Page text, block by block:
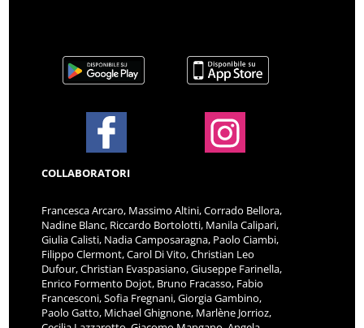
COLLABORATORI
Francesca Arcaro, Massimo Altini, Corrado Bellora,
Nadine Blanc, Riccardo Bortolotti, Manila Calipari,
Giulia Calisti, Nadia Camposaragna, Paolo Ciambi,
Filippo Clermont, Carol Di Vito, Christian Leo
Dufour, Christian Evaspasiano, Giuseppe Farinella,
Enrico Formento Dojot, Bruno Fracasso, Fabio
Francesconi, Sofia Fregnani, Giorgia Gambino,
Paolo Gatto, Michael Ghignone, Marlène Jorrioz,